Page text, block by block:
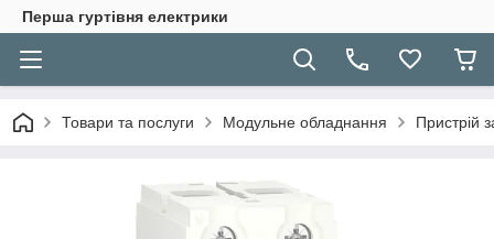
Перша гуртівня електрики
Товари та послуги Модульне обладнання Пристрій